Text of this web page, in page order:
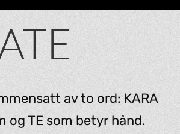
av to ord: KARA
og TE som betyr hånd.